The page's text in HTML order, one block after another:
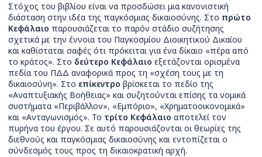
Στόχος του βιβλίου είναι να προσδώσει μια κανονιστική
διάσταση στην ιδέα της παγκόσμιας δικαιοσύνης. Στο πρώτο
Κεφάλαιο παρουσιάζεται το παρόν στάδιο συζήτησης
σχετικά με την έννοια του Παγκοσμίου Διοικητικού Δικαίου
και καθίσταται σαφές ότι πρόκειται για ένα δίκαιο «πέρα από
το κράτος». Στο δεύτερο Κεφάλαιο εξετάζονται ορισμένα
πεδία του ΠΔΔ αναφορικά προς τη «σχέση τους με τη
δικαιοσύνη». Στο επίκεντρο βρίσκεται το πεδίο της
«Αναπτυξιακής Βοήθειας» και συζητούνται επίσης τα νομικά
συστήματα «Περιβάλλον», «Εμπόριο», «Χρηματοοικονομικά»
και «Ανταγωνισμός». Το τρίτο Κεφάλαιο αποτελεί τον
πυρήνα του έργου. Σε αυτό παρουσιάζονται οι θεωρίες της
διεθνούς και παγκόσμιας δικαιοσύνης και εντοπίζεται ο
σύνδεσμός τους προς τη δικαιοκρατική αρχή.